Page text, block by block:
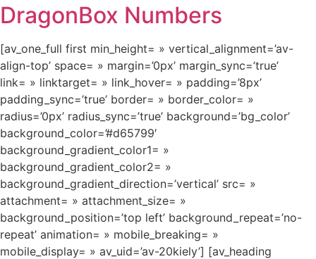
DragonBox Numbers
[av_one_full first min_height= » vertical_alignment=’av-
align-top’ space= » margin=’0px’ margin_sync=’true’
link= » linktarget= » link_hover= » padding=’8px’
padding_sync=’true’ border= » border_color= »
radius=’0px’ radius_sync=’true’ background=’bg_color’
background_color=’#d65799′
background_gradient_color1= »
background_gradient_color2= »
background_gradient_direction=’vertical’ src= »
attachment= » attachment_size= »
background_position=’top left’ background_repeat=’no-
repeat’ animation= » mobile_breaking= »
mobile_display= » av_uid=’av-20kiely’] [av_heading